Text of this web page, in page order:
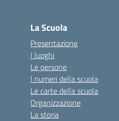
La Scuola
Presentazione
I luoghi
Le persone
I numeri della scuola
Le carte della scuola
Organizzazione
La storia